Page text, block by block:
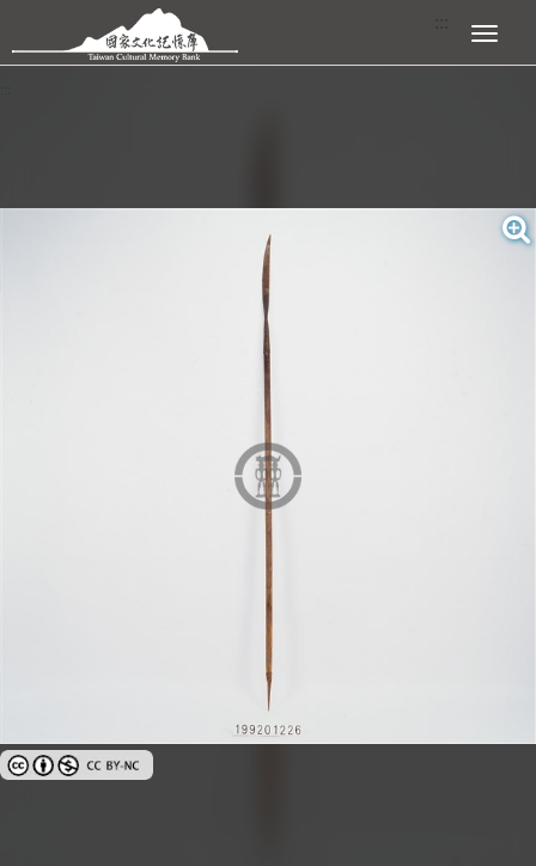
跳到主要內容區塊 展開選單
創用CC姓名標示-非商業性 3.0 台灣及其後版本(CC BY-NC 3.0 TW +)